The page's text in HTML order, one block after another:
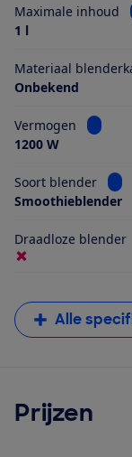
Maximale inhoud
1 l
Materiaal
Onbekend
Vermogen
Bekijk
1200 W
Soort blender
Smoothieblender
Draadloze blender
Alle
Prijzen